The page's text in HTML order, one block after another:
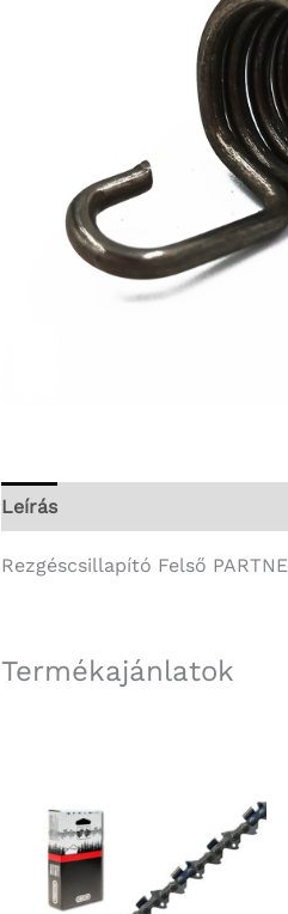
Leírás
Rezgéscsillapító Felső
Termékajánlatok